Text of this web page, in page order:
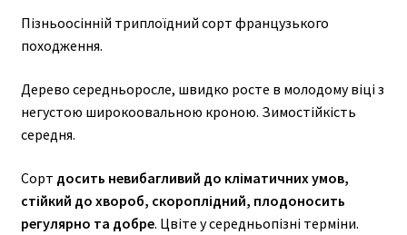
Пізньоосінній триплоїдний сорт французького
походження.
Дерево середньоросле, швидко росте в молодому віці з
негустою широкоовальною кроною. Зимостійкість
середня.
Сорт досить невибагливий до кліматичних умов,
стійкий до хвороб, скороплідний, плодоносить
регулярно та добре. Цвіте у середньопізні терміни.